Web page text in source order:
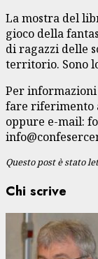
La mostra del
gioco della
di ragazzi delle
territorio. Sono
Per informazioni
fare riferimento
oppure e-mail:
Questo post è stato
Chi scrive